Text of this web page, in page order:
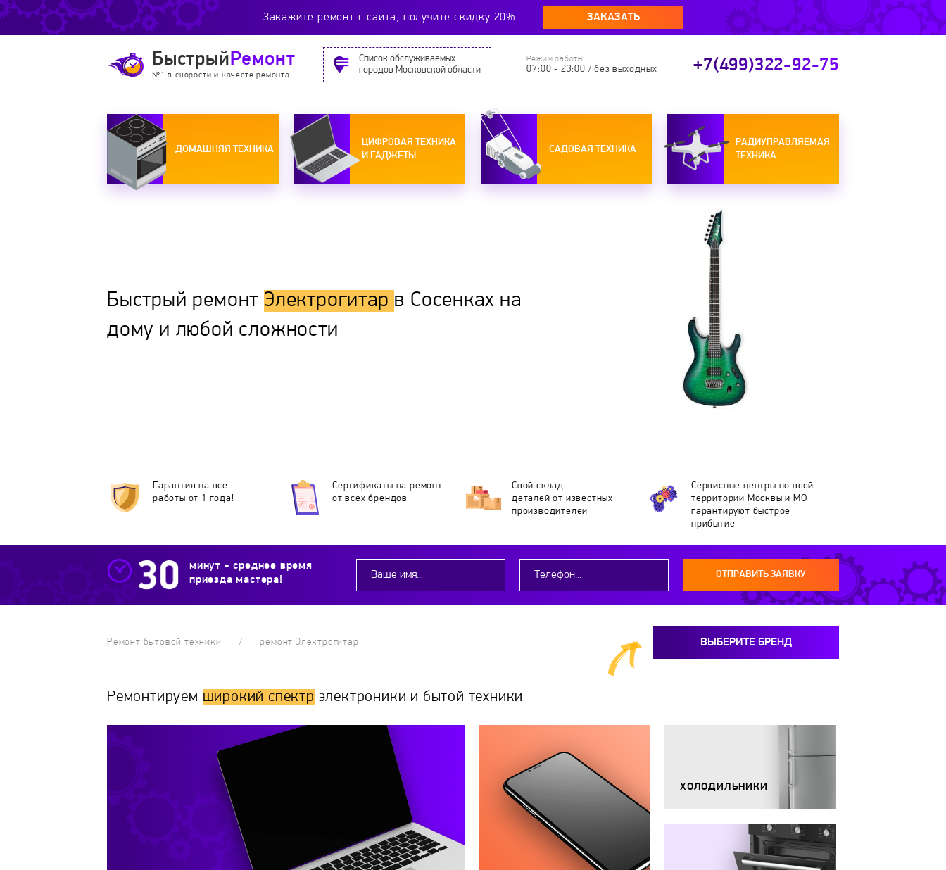
Закажите ремонт c сайта, получите скидку 20% ЗАКАЗАТЬ
Быстрый Ремонт
№1 в скорости и качесте ремонта
Cписок обслуживаемых
городов Московской области
Режим работы:
07:00 - 23:00 / без выходных +7(499)322-92-75
ДОМАШНЯЯ ТЕХНИКА
ЦИФРОВАЯ ТЕХНИКА
И ГАДЖЕТЫ
САДОВАЯ ТЕХНИКА
РАДИУПРАВЛЯЕМАЯ
ТЕХНИКА
Быстрый ремонтЭлектрогитар в Сосенках на
дому и любой сложности
Гарантия на все
работы от 1 года!
Сертификаты на ремонт
от всех брендов
Свой склад
деталей от известных
производителей
Сервисные центры по всей
территории Москвы и МО
гарантируют быстрое
прибытие
минут - среднее время
приезда мастера!
ОТПРАВИТЬ ЗАЯВКУ
Ремонт бытовой техники ремонт Электрогитар ВЫБЕРИТЕ БРЕНД
Ремонтируем широкий спектр электроники и бытой техники
ХОЛОДИЛЬНИКИ